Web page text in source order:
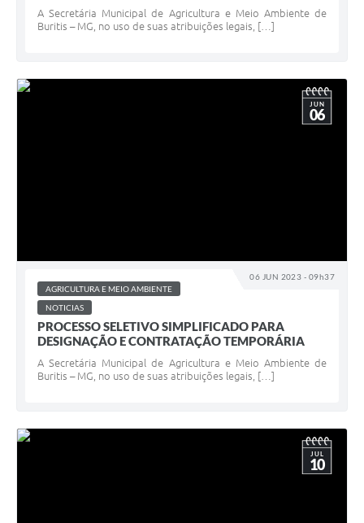
A Secretária Municipal de Agricultura e Meio Ambiente de
Buritis – MG, no uso de suas atribuições legais, […]
06 JUN 2023 - 09h37
JUN
06
AGRICULTURA E MEIO AMBIENTE
NOTICIAS
PROCESSO SELETIVO SIMPLIFICADO PARA
DESIGNAÇÃO E CONTRATAÇÃO TEMPORÁRIA
A Secretária Municipal de Agricultura e Meio Ambiente de
Buritis – MG, no uso de suas atribuições legais, […]
JUL
10